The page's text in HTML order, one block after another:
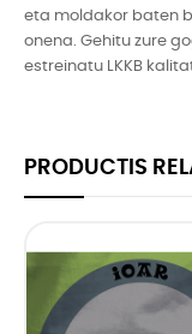
eta moldakor baten
onena. Gehitu zure
estreinatu LKKB
PRODUCTIS